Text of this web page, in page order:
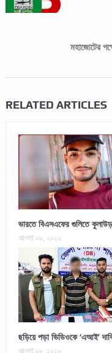
মহাজোটের
RELATED ARTICLES
ভারতে বিএসএফের গুলিতে
আগস্ট ০৯, ২০২৬
ছড়িয়ে পড়া ভিডিওকে ‘এআই’
আগস্ট ০৮, ২০২৬